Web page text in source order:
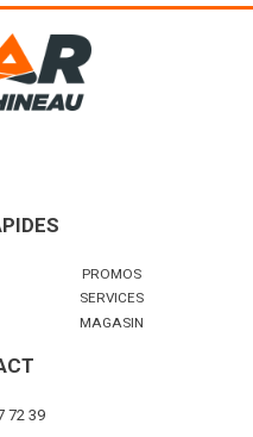
PROMOS
SERVICES
MAGASIN
72 39